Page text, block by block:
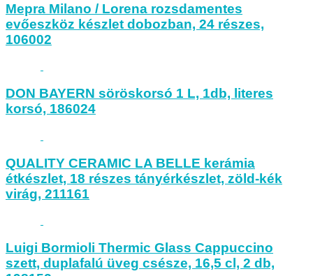
Mepra Milano / Lorena rozsdamentes
evőeszköz készlet dobozban, 24 részes,
106002
DON BAYERN söröskorsó 1 L, 1db, literes
korsó, 186024
QUALITY CERAMIC LA BELLE kerámia
étkészlet, 18 részes tányérkészlet, zöld-kék
virág, 211161
Luigi Bormioli Thermic Glass Cappuccino
szett, duplafalú üveg csésze, 16,5 cl, 2 db,